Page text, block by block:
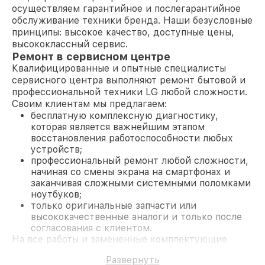
осуществляем гарантийное и послегарантийное
обслуживание техники бренда. Наши безусловные
принципы: высокое качество, доступные цены,
высококлассный сервис.
Ремонт в сервисном центре
Квалифицированные и опытные специалисты
сервисного центра выполняют ремонт бытовой и
профессиональной техники LG любой сложности.
Своим клиентам мы предлагаем:
бесплатную комплексную диагностику,
которая является важнейшим этапом
восстановления работоспособности любых
устройств;
профессиональный ремонт любой сложности,
начиная со смены экрана на смартфонах и
заканчивая сложными системными поломками
ноутбуков;
только оригинальные запчасти или
высококачественные аналоги и только после
согласования с клиентом.
На все работы и замененные комплектующие
Развернуть